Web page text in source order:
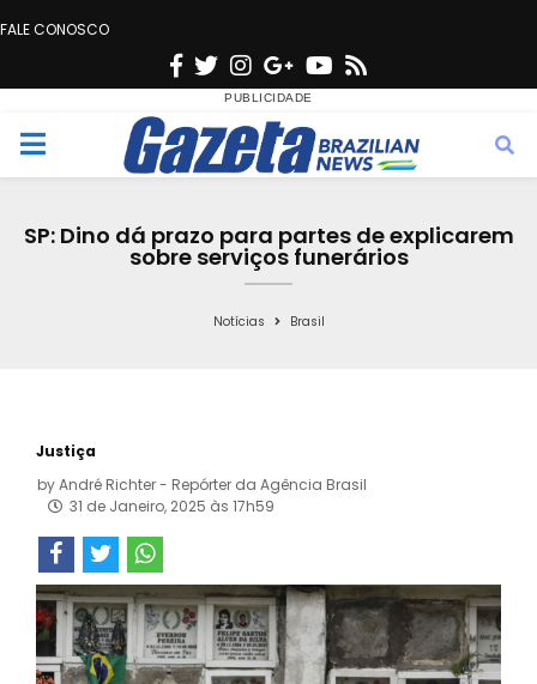
FALE CONOSCO
F
c
e
o
T
w
i
t
e
n
s
t
g
r
a
G
o
o
g
e
Y
u
t
b
s
M
SP: Dino dá prazo para partes de explicarem
sobre serviços funerários
Notícias Brasil
Justiça
byAndré Richter - Repórter da Agência Brasil
31 de Janeiro, 2025 às 17h59